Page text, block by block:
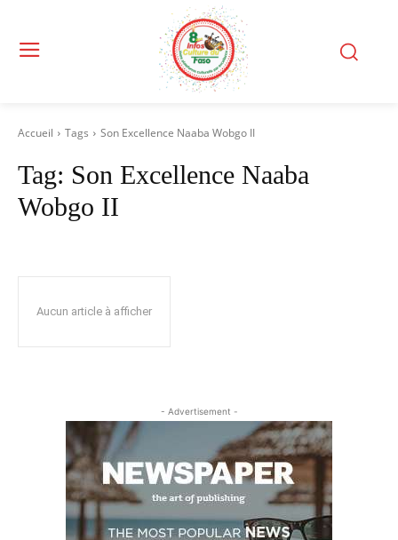
Accueil Tags Son Excellence Naaba Wobgo II
Tag: Son Excellence Naaba
Wobgo II
Aucun article à afficher
- Advertisement -